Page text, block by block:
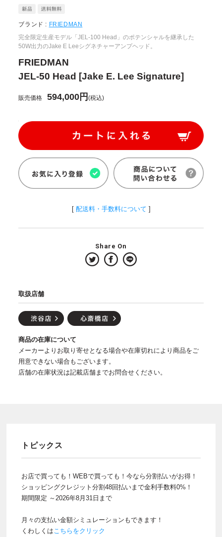
ブランド : FRIEDMAN
完全限定生産モデル「JEL-100 Head」のポテンシャルを継承した
50W出力のJake E Leeシグネチャーアンプヘッド。
FRIEDMAN
JEL-50 Head [Jake E. Lee Signature]
販売価格 594,000円(税込)
[ 配送料・手数料について ]
Share On
取扱店舗
商品の在庫について
メーカーよりお取り寄せとなる場合や在庫切れにより商品をご
用意できない場合もございます。
店舗の在庫状況は記載店舗までお問合せください。
トピックス
お店で買っても！WEBで買っても！今なら分割払いがお得！
ショッピングクレジット分割48回払いまで金利手数料0%！
期間限定 ～2026年8月31日まで
月々の支払い金額シミュレーションもできます！
くわしくはこちらをクリック